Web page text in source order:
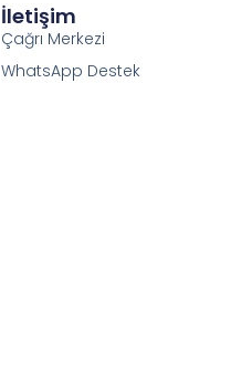
İletişim
Çağrı Merkezi
WhatsApp Destek